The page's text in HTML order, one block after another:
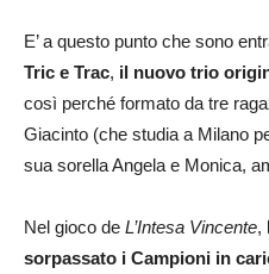
E’ a questo punto che sono
Tric e Trac, il nuovo trio
così perché formato da tre
Giacinto (che studia a Milano
sua sorella Angela e Monica,
Nel gioco de L’Intesa Vincente,
sorpassato i Campioni in